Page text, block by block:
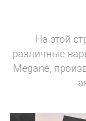
На этой
различные
Megane,